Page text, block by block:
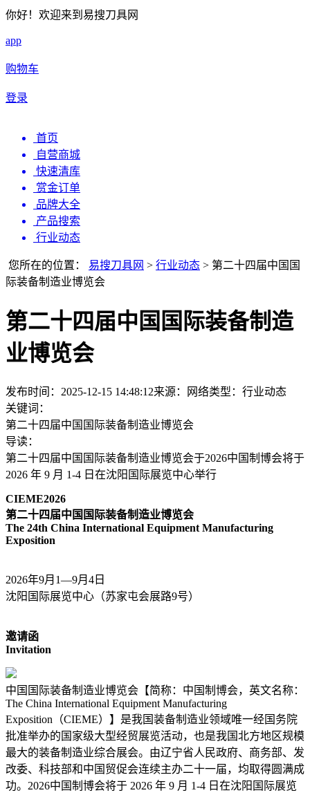
你好！欢迎来到易搜刀具网
app
购物车
登录
首页
自营商城
快速清库
赏金订单
品牌大全
产品搜索
行业动态
您所在的位置： 易搜刀具网 > 行业动态 > 第二十四届中国国
际装备制造业博览会
第二十四届中国国际装备制造
业博览会
发布时间：2025-12-15 14:48:12来源：网络类型： 行业动态
关键词：
第二十四届中国国际装备制造业博览会
导读：
第二十四届中国国际装备制造业博览会于2026中国制博会将于
2026 年 9 月 1-4 日在沈阳国际展览中心举行
CIEME2026
第二十四届中国国际装备制造业博览会
The 24th China International Equipment Manufacturing
Exposition
2026年9月1—9月4日
沈阳国际展览中心（苏家屯会展路9号）
邀请函
Invitation
中国国际装备制造业博览会【简称：中国制博会，英文名称：
The China International Equipment Manufacturing
Exposition（CIEME）】是我国装备制造业领域唯一经国务院
批准举办的国家级大型经贸展览活动，也是我国北方地区规模
最大的装备制造业综合展会。由辽宁省人民政府、商务部、发
改委、科技部和中国贸促会连续主办二十一届，均取得圆满成
功。2026中国制博会将于 2026 年 9 月 1-4 日在沈阳国际展览